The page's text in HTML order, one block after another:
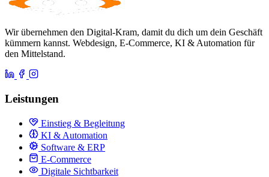
Wir übernehmen den Digital-Kram, damit du dich um dein Geschäft
kümmern kannst. Webdesign, E-Commerce, KI & Automation für
den Mittelstand.
Leistungen
Einstieg & Begleitung
KI & Automation
Software & ERP
E-Commerce
Digitale Sichtbarkeit